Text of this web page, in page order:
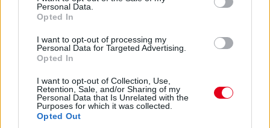
Personal Data.
Opted In
I want to opt-out of processing my
Personal Data for Targeted Advertising.
Opted In
I want to opt-out of Collection, Use,
Retention, Sale, and/or Sharing of my
Personal Data that Is Unrelated with the
Purposes for which it was collected.
Opted Out
Ha valaki esetleg most ébredt volna, a nap legfontosabb hírei,
Nyck de Vriest. Érdemes végigböngészni a híreinket, mert már
több nyilatkozatot is hoztunk a csapatvezetőktől és maguktól a
versenyzőktől egyaránt.